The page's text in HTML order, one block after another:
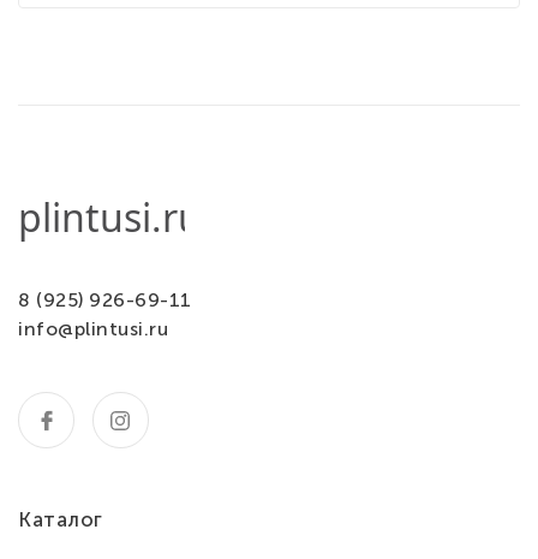
8 (925) 926-69-11
info@plintusi.ru
Каталог